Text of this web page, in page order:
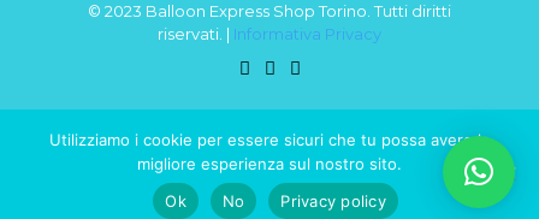
© 2023 Balloon Express Shop Torino. Tutti diritti
riservati. | Informativa Privacy
Utilizziamo i cookie per essere sicuri che tu possa avere la
migliore esperienza sul nostro sito.
Ok
No Privacy policy